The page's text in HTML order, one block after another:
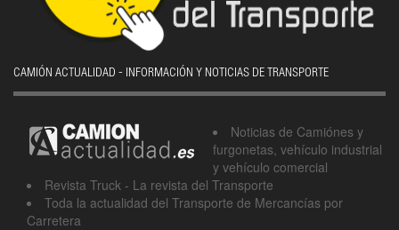
CAMIÓN ACTUALIDAD - INFORMACIÓN Y NOTICIAS DE TRANSPORTE
Noticias de Camiónes y
furgonetas, vehículo industrial
y vehículo comercial
Revista Truck - La revista del Transporte
Toda la actualidad del Transporte de Mercancías por
Carretera